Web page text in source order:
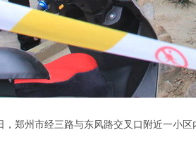
州市经三路与东风路交叉口附近一小区